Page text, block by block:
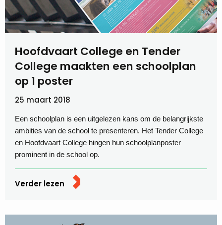
Hoofdvaart College en Tender
College maakten een schoolplan
op 1 poster
25 maart 2018
Een schoolplan is een uitgelezen kans om de belangrijkste
ambities van de school te presenteren. Het Tender College
en Hoofdvaart College hingen hun schoolplanposter
prominent in de school op.
Verder lezen